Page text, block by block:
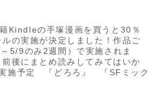
Kindleの手塚漫画を買うと30％
の実施が決定しました！作品ご
5/9のみ2週間）で実施されま
後にまとめ読みしてみてはいか
施予定 『どろろ』 『SFミック